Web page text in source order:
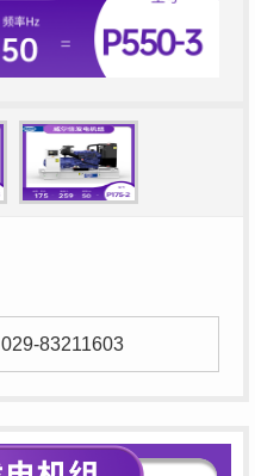
029-83211603